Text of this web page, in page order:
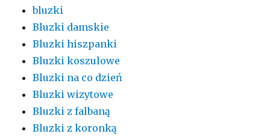
bluzki
Bluzki damskie
Bluzki hiszpanki
Bluzki koszulowe
Bluzki na co dzień
Bluzki wizytowe
Bluzki z falbaną
Bluzki z koronką